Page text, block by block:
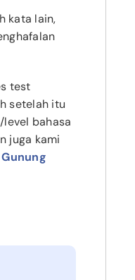
kata lain,
test
setelah itu
level bahasa
juga kami